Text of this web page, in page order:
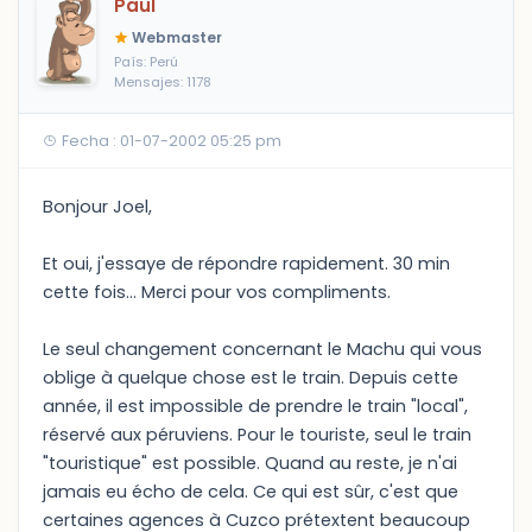
Paul
Webmaster
País: Perú
Mensajes: 1178
Fecha : 01-07-2002 05:25 pm
Bonjour Joel,
Et oui, j'essaye de répondre rapidement. 30 min
cette fois... Merci pour vos compliments.
Le seul changement concernant le Machu qui vous
oblige à quelque chose est le train. Depuis cette
année, il est impossible de prendre le train "local",
réservé aux péruviens. Pour le touriste, seul le train
"touristique" est possible. Quand au reste, je n'ai
jamais eu écho de cela. Ce qui est sûr, c'est que
certaines agences à Cuzco prétextent beaucoup